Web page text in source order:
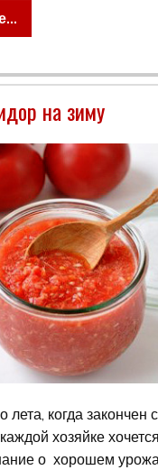
на зиму
когда закончен
хозяйке
о хорошем